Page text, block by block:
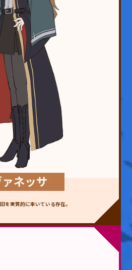
を実質的に率いている存在。